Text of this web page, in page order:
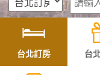
灣
訂
房
台北訂房 台